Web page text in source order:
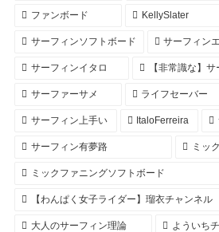
ファンボード KellySlater
サーフィンソフトボード サーフィン
サーフィンイタロ 【非常識な】
サーファーサメ ライフセーバー
サーフィン上手い ItaloFerreira
サーフィン有夢路 ミッ
ミックファニングソフトボード
【わんぱく女子ライダー】瑠衣チャンネル
大人のサーフィン理論 よういち